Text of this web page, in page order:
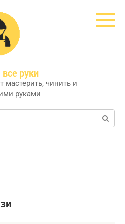
руки
мастерить, чинить и
руками